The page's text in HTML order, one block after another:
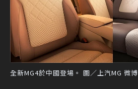
全新MG4於中國登場。 圖／上汽MG 微博